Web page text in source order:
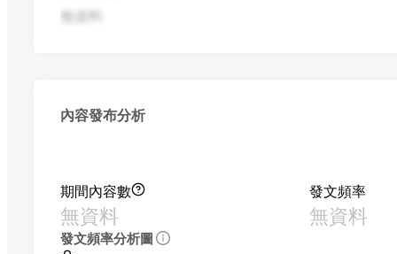
無資料
內容發布分析
期間內容數
無資料
發文頻率
無資料
發文頻率分析圖